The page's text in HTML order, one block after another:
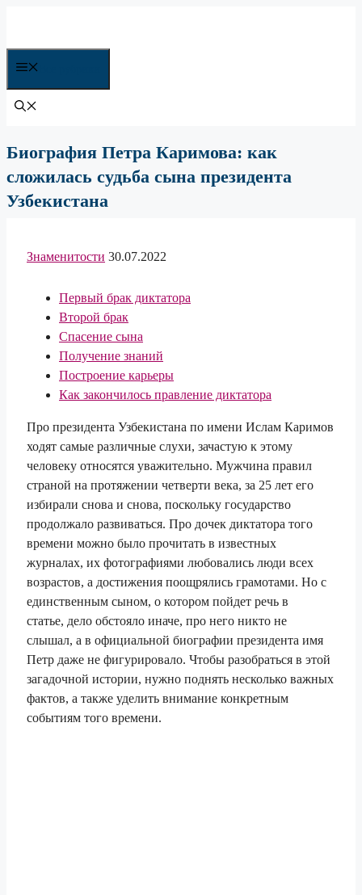
содержимому
Биография Петра Каримова: как
сложилась судьба сына президента
Узбекистана
Знаменитости 30.07.2022
Первый брак диктатора
Второй брак
Спасение сына
Получение знаний
Построение карьеры
Как закончилось правление диктатора
Про президента Узбекистана по имени Ислам Каримов
ходят самые различные слухи, зачастую к этому
человеку относятся уважительно. Мужчина правил
страной на протяжении четверти века, за 25 лет его
избирали снова и снова, поскольку государство
продолжало развиваться. Про дочек диктатора того
времени можно было прочитать в известных
журналах, их фотографиями любовались люди всех
возрастов, а достижения поощрялись грамотами. Но с
единственным сыном, о котором пойдет речь в
статье, дело обстояло иначе, про него никто не
слышал, а в официальной биографии президента имя
Петр даже не фигурировало. Чтобы разобраться в этой
загадочной истории, нужно поднять несколько важных
фактов, а также уделить внимание конкретным
событиям того времени.